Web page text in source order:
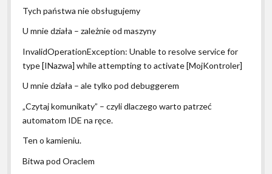
Tych państwa nie obsługujemy
U mnie działa – zależnie od maszyny
InvalidOperationException: Unable to resolve service for
type [INazwa] while attempting to activate [MojKontroler]
U mnie działa – ale tylko pod debuggerem
„Czytaj komunikaty” – czyli dlaczego warto patrzeć
automatom IDE na ręce.
Ten o kamieniu.
Bitwa pod Oraclem